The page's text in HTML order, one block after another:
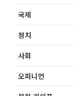
국제
정치
사회
오피니언